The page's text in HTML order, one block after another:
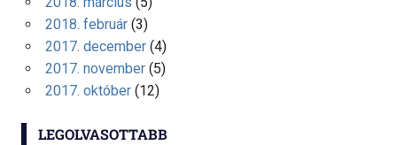
2018. február(3)
2017. december(4)
2017. november(5)
2017. október(12)
LEGOLVASOTTABB